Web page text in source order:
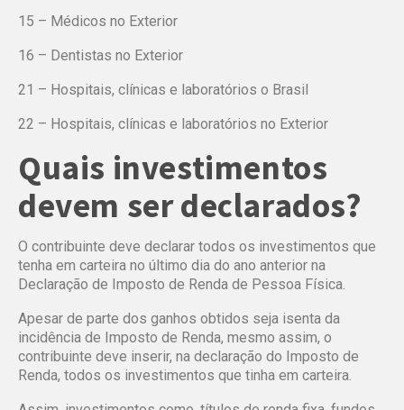
15 – Médicos no Exterior
16 – Dentistas no Exterior
21 – Hospitais, clínicas e laboratórios o Brasil
22 – Hospitais, clínicas e laboratórios no Exterior
Quais investimentos
devem ser declarados?
O contribuinte deve declarar todos os investimentos que
tenha em carteira no último dia do ano anterior na
Declaração de Imposto de Renda de Pessoa Física.
Apesar de parte dos ganhos obtidos seja isenta da
incidência de Imposto de Renda, mesmo assim, o
contribuinte deve inserir, na declaração do Imposto de
Renda, todos os investimentos que tinha em carteira.